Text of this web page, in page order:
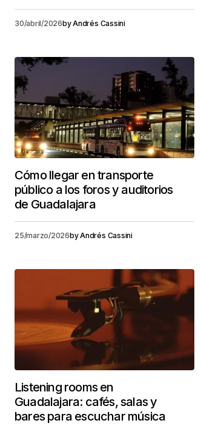
30/abril/2026byAndrés Cassini
Cómo llegar en transporte
público a los foros y auditorios
de Guadalajara
25/marzo/2026byAndrés Cassini
Listening rooms en
Guadalajara: cafés, salas y
bares para escuchar música